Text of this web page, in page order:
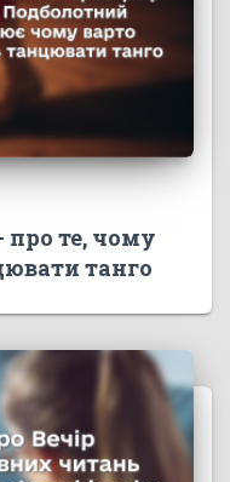
про те, чому
танго